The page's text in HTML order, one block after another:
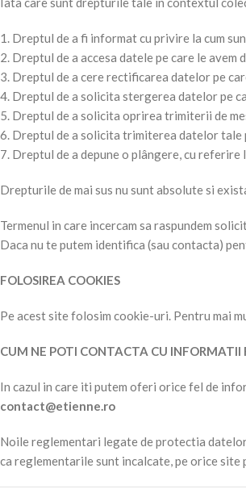
1. Dreptul de a fi informat cu privire la cum
2. Dreptul de a accesa datele pe care le avem
3. Dreptul de a cere rectificarea datelor pe
4. Dreptul de a solicita stergerea datelor pe
5. Dreptul de a solicita oprirea trimiterii de
6. Dreptul de a solicita trimiterea datelor
7. Dreptul de a depune o plângere, cu
Drepturile de mai sus nu sunt absolute si
Termenul in care incercam sa raspundem
Daca nu te putem identifica (sau contacta)
FOLOSIREA COOKIES
Pe acest site folosim cookie-uri. Pentru mai
CUM NE POTI CONTACTA CU INFORMATII
In cazul in care iti putem oferi orice fel de
contact@etienne.ro
Noile reglementari legate de protectia
ca reglementarile sunt incalcate, pe orice site